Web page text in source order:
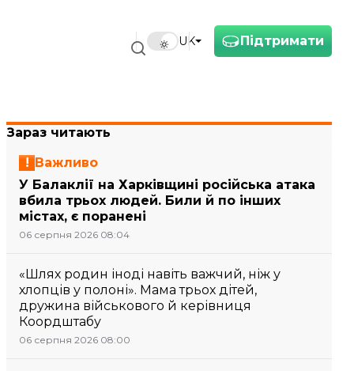
Підтримати
UK
Зараз читають
Важливо
У Балаклії на Харківщині російська атака
вбила трьох людей. Били й по інших
містах, є поранені
06 серпня 2026 08:04
«Шлях родин іноді навіть важчий, ніж у
хлопців у полоні». Мама трьох дітей,
дружина військового й керівниця
Коордштабу
06 серпня 2026 08:00